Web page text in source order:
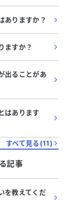
ありますか？
ますか？
出ることがあ
はあります
すべて見る(11)
記事
を教えてくだ